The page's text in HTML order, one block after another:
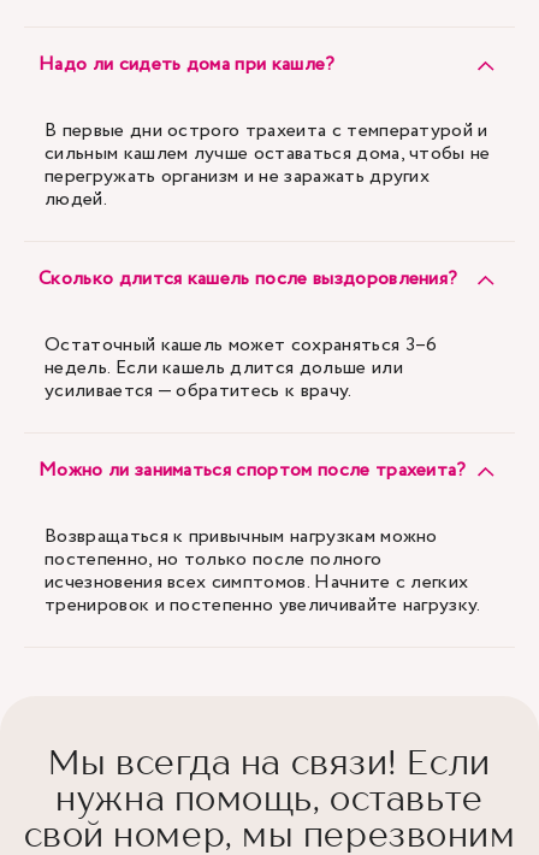
Надо ли сидеть дома при кашле?
В первые дни острого трахеита с температурой и
сильным кашлем лучше оставаться дома, чтобы не
перегружать организм и не заражать других
людей.
Сколько длится кашель после выздоровления?
Остаточный кашель может сохраняться 3–6
недель. Если кашель длится дольше или
усиливается — обратитесь к врачу.
Можно ли заниматься спортом после трахеита?
Возвращаться к привычным нагрузкам можно
постепенно, но только после полного
исчезновения всех симптомов. Начните с легких
тренировок и постепенно увеличивайте нагрузку.
Мы всегда на связи! Если
нужна помощь, оставьте
свой номер, мы перезвоним